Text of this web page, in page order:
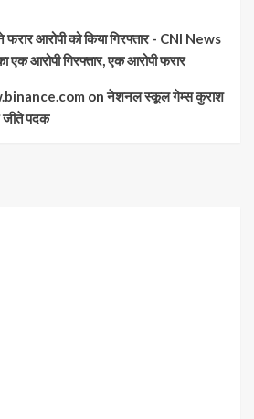
फरार आरोपी को किया गिरफ्तार - CNI News
एक आरोपी गिरफ्तार, एक आरोपी फरार
onनेशनल स्कूल गेम्स कुराश
जीते पदक